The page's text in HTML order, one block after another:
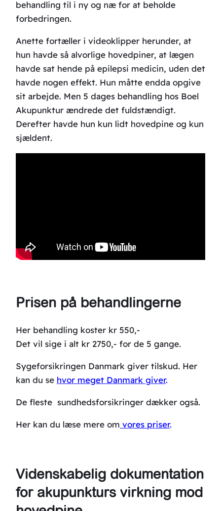
behandling til i ny og næ for at beholde
forbedringen.
Anette fortæller i videoklipper herunder, at
hun havde så alvorlige hovedpiner, at lægen
havde sat hende på epilepsi medicin, uden det
havde nogen effekt. Hun måtte endda opgive
sit arbejde. Men 5 dages behandling hos Boel
Akupunktur ændrede det fuldstændigt.
Derefter havde hun kun lidt hovedpine og kun
sjældent.
Prisen på behandlingerne
Her behandling koster kr 550,-
Det vil sige i alt kr 2750,- for de 5 gange.
Sygeforsikringen Danmark giver tilskud. Her
kan du se hvor meget Danmark giver.
De fleste sundhedsforsikringer dækker også.
Her kan du læse mere om vores priser.
Videnskabelig dokumentation
for akupunkturs virkning mod